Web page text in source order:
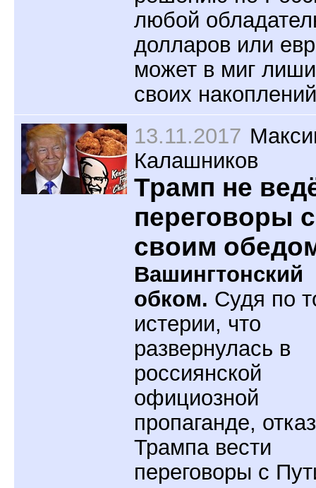
любой
долларов или
может в миг
своих
13.11.2017
Калашников
Трамп не
переговоры
своим
Вашингтонский
обком. Судя по
истерии, что
развернулась в
россиянской
официозной
пропаганде, отказ
Трампа вести
переговоры с